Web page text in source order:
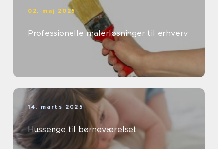
02. maj 2025
Professionelle malerløsninger til erhverv
14. marts 2025
Hussenge til børneværelset